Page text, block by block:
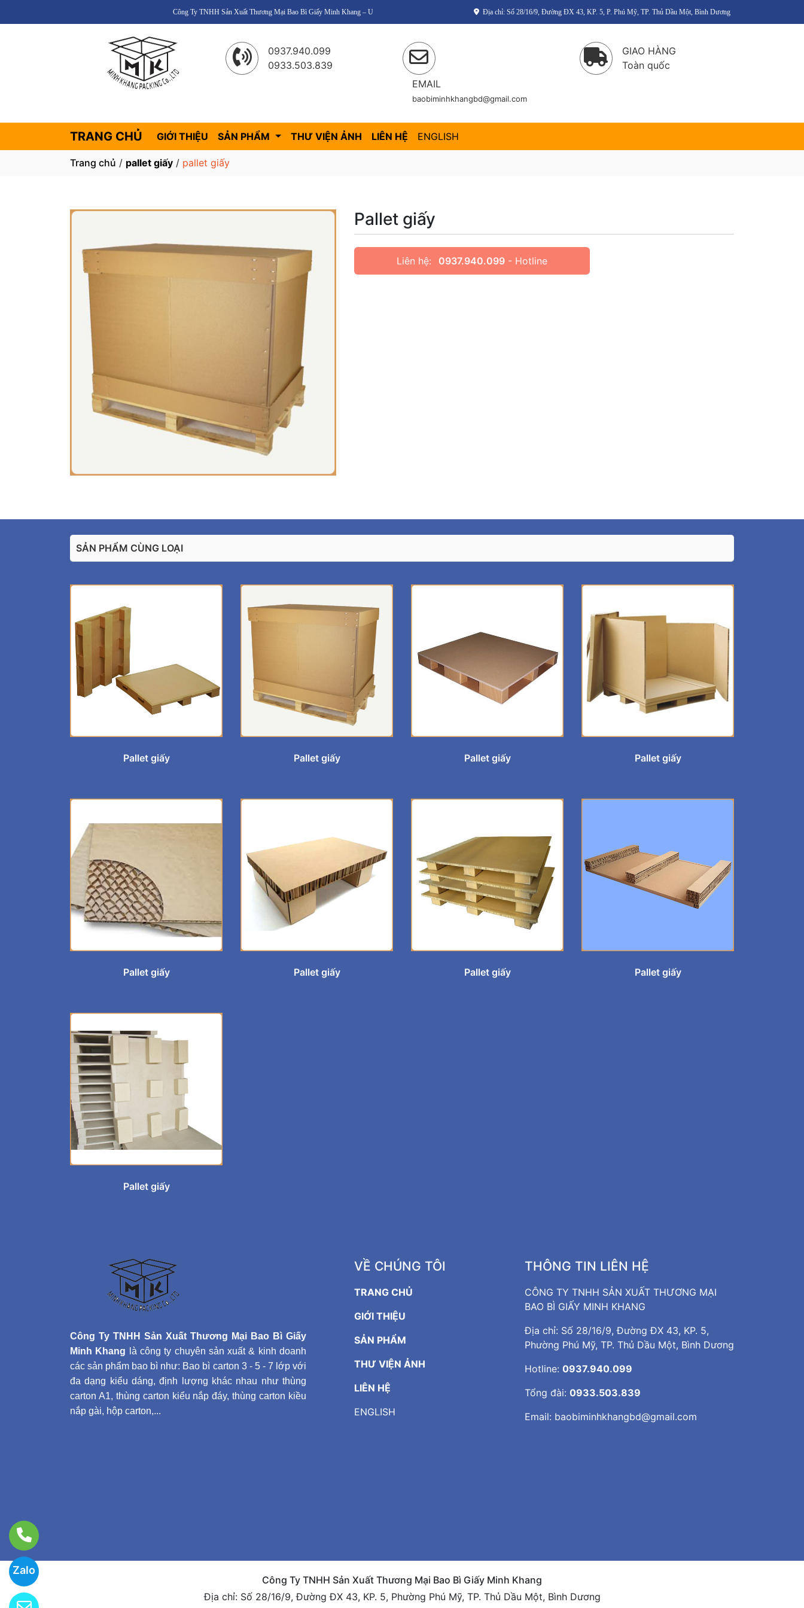
Zalo
Công Ty TNHH Sản Xuất Thương Mại Bao Bì Giấy Minh Khang – Uy tín – Chất lượng – Giá thành cạnh tranh! Địa chỉ: Số 28/16/9, Đường ĐX 43, KP. 5, P. Phú Mỹ, TP. Thủ Dầu Một, Bình Dương
0937.940.099
0933.503.839
EMAIL
baobiminhkhangbd@gmail.com
GIAO HÀNG
Toàn quốc
TRANG CHỦ GIỚI THIỆU SẢN PHẨM THƯ VIỆN ẢNH LIÊN HỆ ENGLISH
Trang chủ / pallet giấy / pallet giấy
Pallet giấy
Liên hệ: 0937.940.099- Hotline
SẢN PHẨM CÙNG LOẠI
Pallet giấy Pallet giấy Pallet giấy Pallet giấy
Pallet giấy Pallet giấy Pallet giấy Pallet giấy
Pallet giấy
Công Ty TNHH Sản Xuất Thương Mại Bao Bì Giấy
Minh Khang là công ty chuyên sản xuất & kinh doanh
các sản phẩm bao bì như: Bao bì carton 3 - 5 - 7 lớp với
đa dạng kiểu dáng, định lượng khác nhau như thùng
carton A1, thùng carton kiểu nắp đáy, thùng carton kiều
nắp gài, hộp carton,...
VỀ CHÚNG TÔI
TRANG CHỦ
GIỚI THIỆU
SẢN PHẨM
THƯ VIỆN ẢNH
LIÊN HỆ
ENGLISH
THÔNG TIN LIÊN HỆ
CÔNG TY TNHH SẢN XUẤT THƯƠNG MẠI
BAO BÌ GIẤY MINH KHANG
Địa chỉ: Số 28/16/9, Đường ĐX 43, KP. 5,
Phường Phú Mỹ, TP. Thủ Dầu Một, Bình Dương
Hotline: 0937.940.099
Tổng đài: 0933.503.839
Email: baobiminhkhangbd@gmail.com
Công Ty TNHH Sản Xuất Thương Mại Bao Bì Giấy Minh Khang
Địa chỉ: Số 28/16/9, Đường ĐX 43, KP. 5, Phường Phú Mỹ, TP. Thủ Dầu Một, Bình Dương